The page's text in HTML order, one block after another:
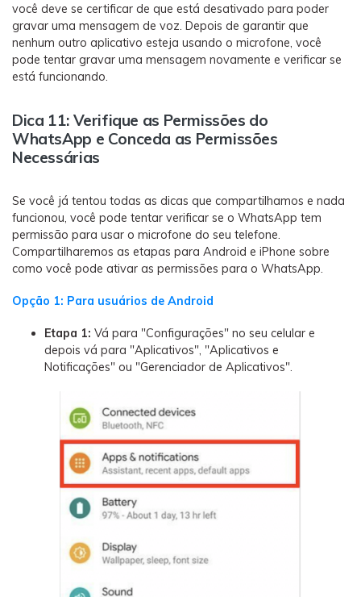
você deve se certificar de que está desativado para poder
gravar uma mensagem de voz. Depois de garantir que
nenhum outro aplicativo esteja usando o microfone, você
pode tentar gravar uma mensagem novamente e verificar se
está funcionando.
Dica 11: Verifique as Permissões do
WhatsApp e Conceda as Permissões
Necessárias
Se você já tentou todas as dicas que compartilhamos e nada
funcionou, você pode tentar verificar se o WhatsApp tem
permissão para usar o microfone do seu telefone.
Compartilharemos as etapas para Android e iPhone sobre
como você pode ativar as permissões para o WhatsApp.
Opção 1: Para usuários de Android
Etapa 1: Vá para "Configurações" no seu celular e
depois vá para "Aplicativos", "Aplicativos e
Notificações" ou "Gerenciador de Aplicativos".